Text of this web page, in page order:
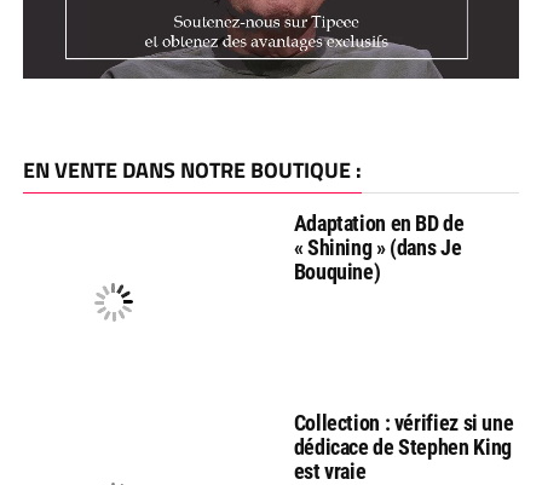
EN VENTE DANS NOTRE BOUTIQUE :
Adaptation en BD de
« Shining » (dans Je
Bouquine)
Collection : vérifiez si une
dédicace de Stephen King
est vraie